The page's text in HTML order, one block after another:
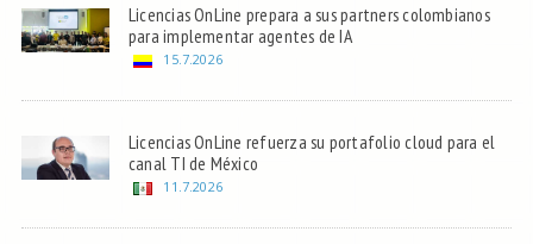
Licencias OnLine prepara a sus partners colombianos
para implementar agentes de IA
15.7.2026
Licencias OnLine refuerza su portafolio cloud para el
canal TI de México
11.7.2026